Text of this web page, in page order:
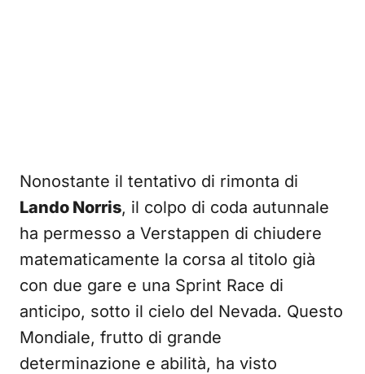
Nonostante il tentativo di rimonta di
Lando Norris, il colpo di coda autunnale
ha permesso a Verstappen di chiudere
matematicamente la corsa al titolo già
con due gare e una Sprint Race di
anticipo, sotto il cielo del Nevada. Questo
Mondiale, frutto di grande
determinazione e abilità, ha visto